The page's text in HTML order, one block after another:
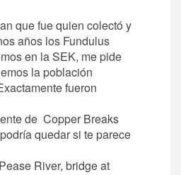
que fue quien colectó y
años los Fundulus
en la SEK, me pide
la población
fueron
de Copper Breaks
quedar si te parece
River, bridge at